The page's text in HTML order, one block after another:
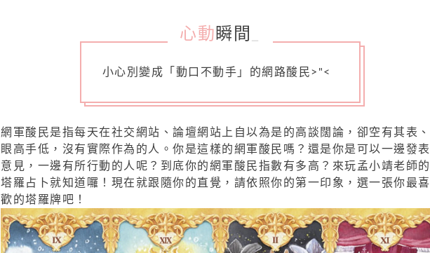
心動 瞬間
小心別變成「動口不動手」的網路酸民>"<
網軍酸民是指每天在社交網站、論壇網站上自以為是的高談闊論，卻空有其表、
眼高手低，沒有實際作為的人。你是這樣的網軍酸民嗎？還是你是可以一邊發表
意見，一邊有所行動的人呢？到底你的網軍酸民指數有多高？來玩孟小靖老師的
塔羅占卜就知道囉！現在就跟隨你的直覺，請依照你的第一印象，選一張你最喜
歡的塔羅牌吧！